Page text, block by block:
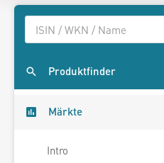
Produktfinder
Märkte
Intro